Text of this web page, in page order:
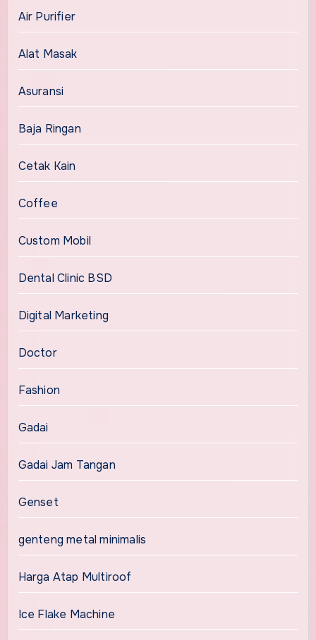
Air Purifier
Alat Masak
Asuransi
Baja Ringan
Cetak Kain
Coffee
Custom Mobil
Dental Clinic BSD
Digital Marketing
Doctor
Fashion
Gadai
Gadai Jam Tangan
Genset
genteng metal minimalis
Harga Atap Multiroof
Ice Flake Machine